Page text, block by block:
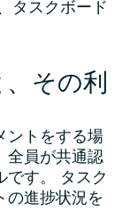
タスクボード
その利
ントをする場
全員が共通認
です。 タスク
の進捗状況を